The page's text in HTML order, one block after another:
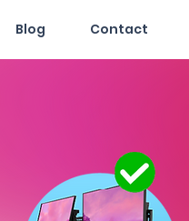
Blog Contact